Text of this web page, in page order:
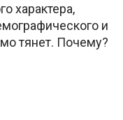
характера,
и
тянет. Почему?